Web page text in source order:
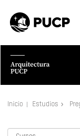
Inicio Estudios